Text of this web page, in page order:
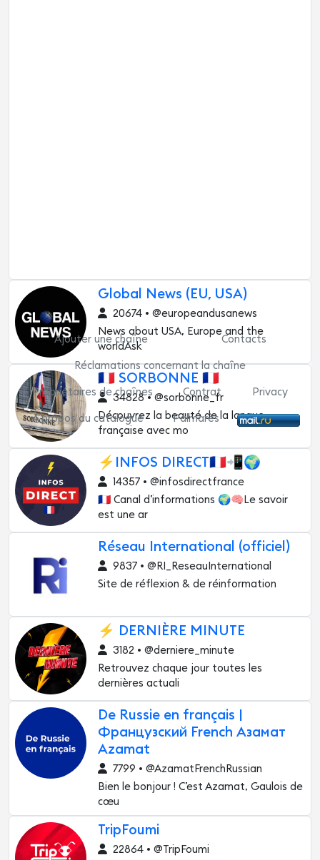
Global News (EU, USA)
20674 • @europeandusanews
News about USA, Europe and the
worldAsk
🇫🇷 SORBONNE 🇫🇷
34828 • @sorbonne_fr
Découvrez la beauté de la langue
française avec mo
⚡️INFOS DIRECT🇫🇷📲🌍
14357 • @infosdirectfrance
🇫🇷 Canal d’informations 🌍🧠Le savoir
est une ar
Réseau International (officiel)
9837 • @RI_ReseauInternational
Site de réflexion & de réinformation
⚡️ DERNIÈRE MINUTE
3182 • @derniere_minute
Retrouvez chaque jour toutes les
dernières actuali
De Russie en français |
Французский French Азамат
Azamat
7799 • @AzamatFrenchRussian
Bien le bonjour ! C’est Azamat, Gaulois de
cœu
TripFoumi
22864 • @TripFoumi
Ajouter une chaîne Contacts
Réclamations concernant la chaîne
Propriétaires de chaînes Contrat Privacy
À propos du catalogue Palmarès